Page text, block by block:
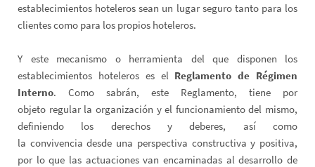
establecimientos hoteleros sean un lugar seguro tanto para los
clientes como para los propios hoteleros.
Y este mecanismo o herramienta del que disponen los
establecimientos hoteleros es el Reglamento de Régimen
Interno. Como sabrán, este Reglamento, tiene por
objeto regular la organización y el funcionamiento del mismo,
definiendo los derechos y deberes, así como
la convivencia desde una perspectiva constructiva y positiva,
por lo que las actuaciones van encaminadas al desarrollo de